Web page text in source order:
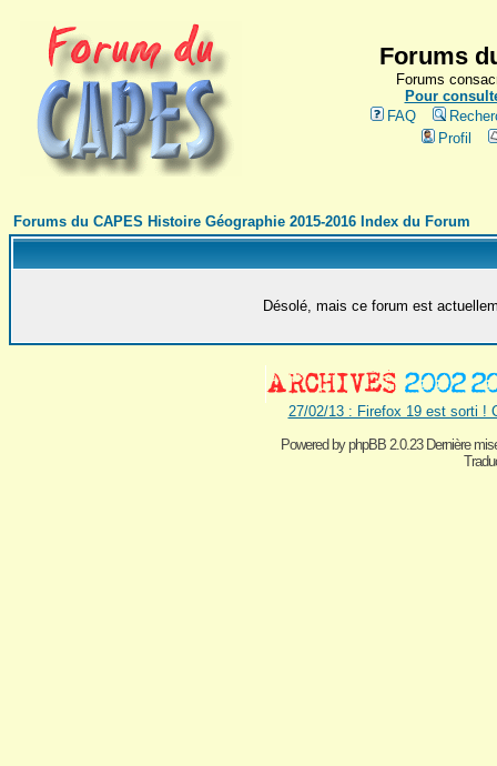
Forums
Forums
Pour
FAQ
Profil
Forums du CAPES Histoire Géographie 2015-2016 Index du Forum
Désolé, mais ce forum est
27/02/13 : Firefox 19 est sorti !
Powered byphpBB 2.0.23 Dernière